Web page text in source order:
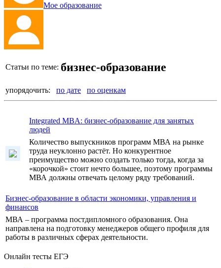
Мое образование
Статьи по теме: бизнес-образование
упорядочить: по дате по оценкам
Integrated MBA: бизнес-образование для занятых
людей
Количество выпускников программ МВА на рынке
труда неуклонно растёт. Но конкурентное
преимущество можно создать только тогда, когда за
«корочкой» стоит нечто большее, поэтому программы
МВА должны отвечать целому ряду требований.
Бизнес-образование в области экономики, управления и
финансов
МВА – программа постдипломного образования. Она
направлена на подготовку менеджеров общего профиля для
работы в различных сферах деятельности.
Онлайн тесты ЕГЭ